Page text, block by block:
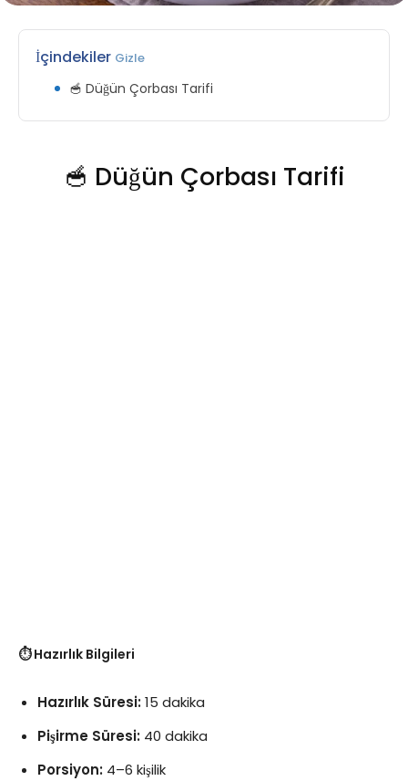
İçindekiler Gizle
🥣 Düğün Çorbası Tarifi
🥣 Düğün Çorbası Tarifi
⏱️ Hazırlık Bilgileri
Hazırlık Süresi:15 dakika
Pişirme Süresi: 40 dakika
Porsiyon: 4–6 kişilik